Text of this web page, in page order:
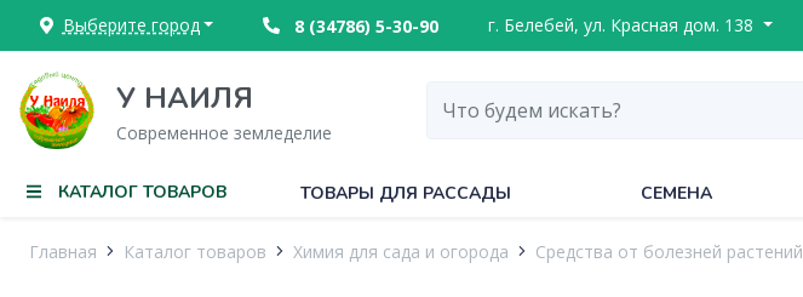
Выберите город 8 (34786) 5-30-90 г. Белебей, ул. Красная дом. 138
У НАИЛЯ
Современное земледелие
КАТАЛОГ ТОВАРОВ ТОВАРЫ ДЛЯ РАССАДЫ СЕМЕНА
Главная Каталог товаров Химия для сада и огорода Средства от болезней растений